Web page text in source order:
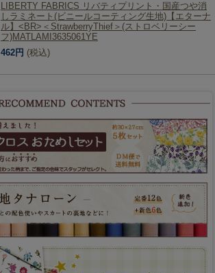
LIBERTY FABRICS リバティプリント・国産つや消
しラミネート(ビニールコーティング生地)【エターナ
ル】<BR>＜StrawberryThief＞(ストロベリーシー
フ)MATLAMI3635061YE
462円 (税込)